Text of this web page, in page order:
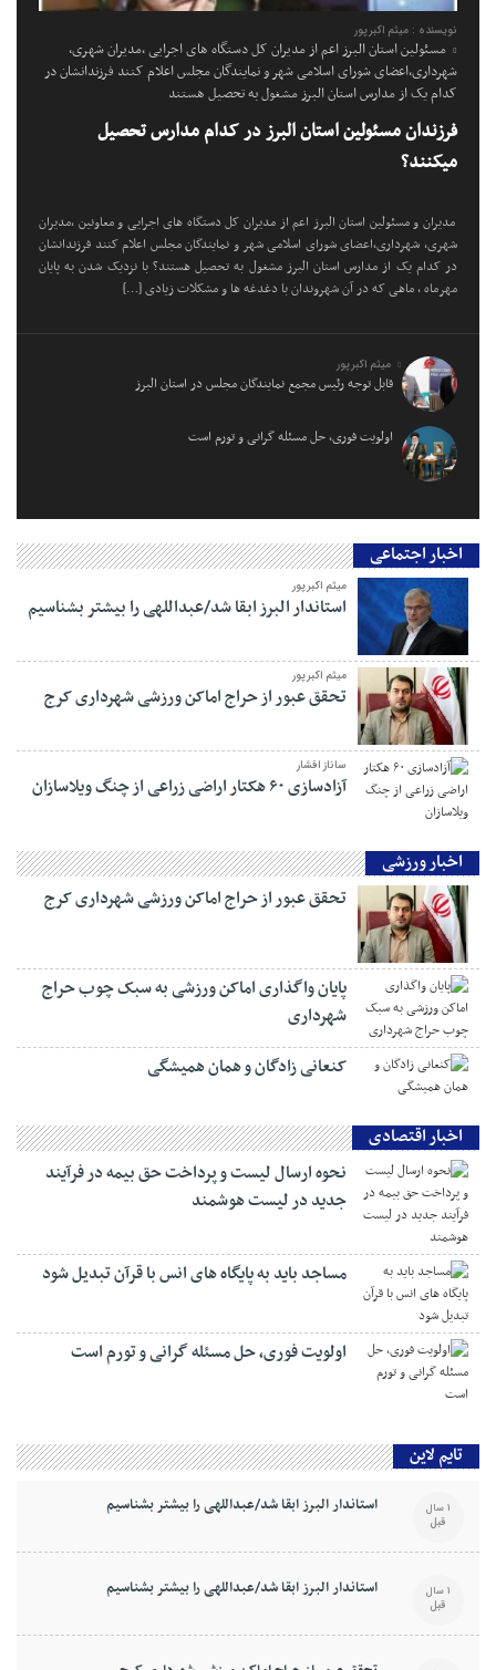
نویسنده : میثم اکبرپور
مسئولین استان البرز اعم از مدیران کل دستگاه های اجرایی ،مدیران شهری،
شهرداری،اعضای شورای اسلامی شهر و نمایندگان مجلس اعلام کنند فرزندانشان در
کدام یک از مدارس استان البرز مشغول به تحصیل هستند
فرزندان مسئولین استان البرز در کدام مدارس تحصیل
میکنند؟
مدیران و مسئولین استان البرز اعم از مدیران کل دستگاه های اجرایی و معاونین ،مدیران
شهری، شهرداری،اعضای شورای اسلامی شهر و نمایندگان مجلس اعلام کنند فرزندانشان
در کدام یک از مدارس استان البرز مشغول به تحصیل هستند؟ با نزدیک شدن به پایان
مهرماه ، ماهی که در آن شهروندان با دغدغه ها و مشکلات زیادی […]
میثم اکبرپور
قابل توجه رئیس مجمع نمایندگان مجلس در استان البرز
اولویت فوری، حل مسئله گرانی و تورم است
اخبار اجتماعی
میثم اکبرپور
استاندار البرز ابقا شد/عبداللهی را بیشتر بشناسیم
میثم اکبرپور
تحقق عبور از حراج اماکن ورزشی شهرداری کرج
ساناز افشار
آزادسازی ۶۰ هکتار اراضی زراعی از چنگ ویلاسازان
اخبار ورزشی
تحقق عبور از حراج اماکن ورزشی شهرداری کرج
پایان واگذاری اماکن ورزشی به سبک چوب حراج
شهرداری
کنعانی زادگان و همان همیشگی
اخبار اقتصادی
نحوه ارسال لیست و پرداخت حق بیمه در فرآیند
جدید در لیست هوشمند
مساجد باید به پایگاه های انس با قرآن تبدیل شود
اولویت فوری، حل مسئله گرانی و تورم است
تایم لاین
استاندار البرز ابقا شد/عبداللهی را بیشتر بشناسیم 1 سال
قبل
استاندار البرز ابقا شد/عبداللهی را بیشتر بشناسیم 1 سال
قبل